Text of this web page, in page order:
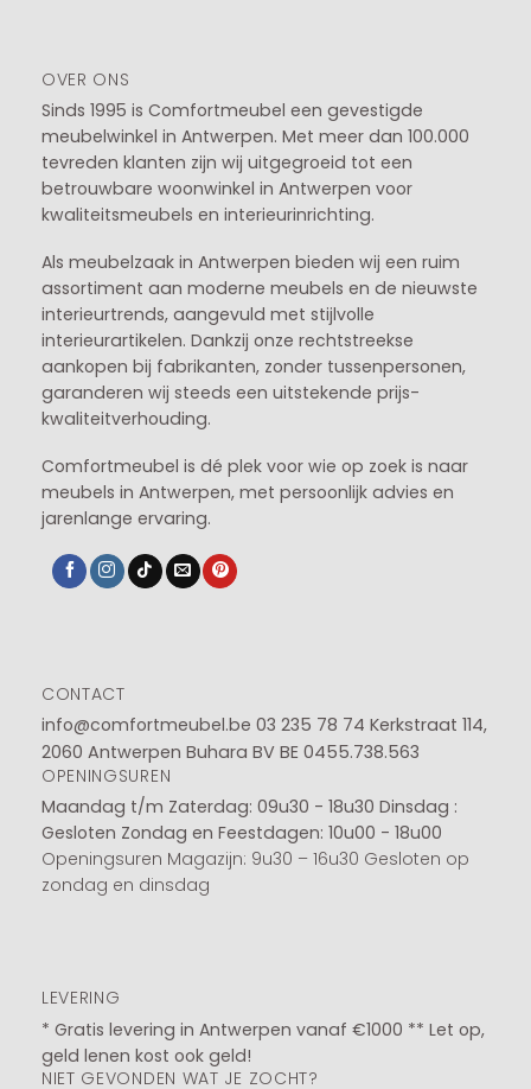
OVER ONS
Sinds 1995 is Comfortmeubel een gevestigde
meubelwinkel in Antwerpen. Met meer dan 100.000
tevreden klanten zijn wij uitgegroeid tot een
betrouwbare woonwinkel in Antwerpen voor
kwaliteitsmeubels en interieurinrichting.
Als meubelzaak in Antwerpen bieden wij een ruim
assortiment aan moderne meubels en de nieuwste
interieurtrends, aangevuld met stijlvolle
interieurartikelen. Dankzij onze rechtstreekse
aankopen bij fabrikanten, zonder tussenpersonen,
garanderen wij steeds een uitstekende prijs-
kwaliteitverhouding.
Comfortmeubel is dé plek voor wie op zoek is naar
meubels in Antwerpen, met persoonlijk advies en
jarenlange ervaring.
CONTACT
info@comfortmeubel.be 03 235 78 74 Kerkstraat 114,
2060 Antwerpen Buhara BV BE 0455.738.563
OPENINGSUREN
Maandag t/m Zaterdag: 09u30 - 18u30 Dinsdag :
Gesloten Zondag en Feestdagen: 10u00 - 18u00
Openingsuren Magazijn: 9u30 – 16u30 Gesloten op
zondag en dinsdag
LEVERING
* Gratis levering in Antwerpen vanaf €1000 ** Let op,
geld lenen kost ook geld!
NIET GEVONDEN WAT JE ZOCHT?